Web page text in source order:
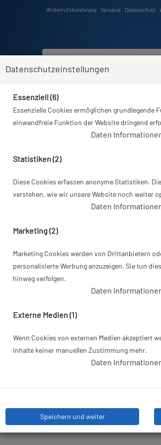
Widerrufsbelehrung Versand Datenschutz
Schwimmen
Sie sind hier Tauchausrüstung M&M
Datenschutzeinstellungen
Essenziell (6)
Essenzielle Cookies ermöglichen grundlegende
einwandfreie Funktion der Website dringend
Daten
Statistiken (2)
Diese Cookies erfassen anonyme Statistiken.
verstehen, wie wir unsere Website noch weiter
Daten
Marketing (2)
Marketing Cookies werden von Drittanbietern
personalisierte Werbung anzuzeigen. Sie tun
hinweg verfolgen.
Daten
Externe Medien (1)
Wenn Cookies von externen Medien akzeptiert
Inhalte keiner manuellen Zustimmung mehr.
Daten
Speichern und weiter